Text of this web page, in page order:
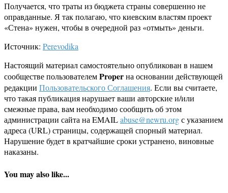
Получается, что траты из бюджета страны совершенно не
оправданные. Я так полагаю, что киевским властям проект
«Стена» нужен, чтобы в очередной раз «отмыть» деньги.
Источник: Perevodika
Настоящий материал самостоятельно опубликован в нашем
сообществе пользователемProperна основании действующей
редакции Пользовательского Соглашения. Если вы считаете,
что такая публикация нарушает ваши авторские и/или
смежные права, вам необходимо сообщить об этом
администрации сайта на EMAILabuse@newru.orgс указанием
адреса (URL) страницы, содержащей спорный материал.
Нарушение будет в кратчайшие сроки устранено, виновные
наказаны.
You may also like...